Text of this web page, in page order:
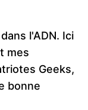
l'ADN. Ici
mes
Geeks,
bonne